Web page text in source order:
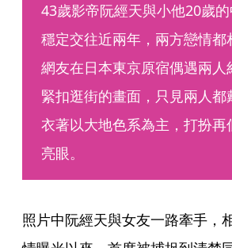
43歲影帝阮經天與小他20歲
穩定交往近兩年，兩方戀情
網友在日本東京原宿偶遇兩人
緊扣逛街的畫面，只見兩人都
衣著以大地色系為主，打扮再
亮眼。
照片中阮經天與女友一路牽手，